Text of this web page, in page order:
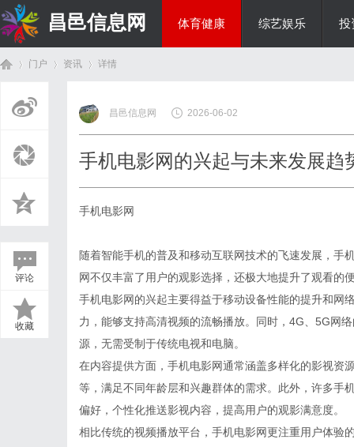
昌邑信息网 体育健康 综艺娱乐 投
门户 资讯
›
详情
评论
收藏
昌邑信息网 2026-06-02
手机电影网的兴起与未来发展趋
手机电影网
随着智能手机的普及和移动互联网技术的飞速发展，手
网不仅丰富了用户的观影选择，还极大地提升了观看的
手机电影网的兴起主要得益于移动设备性能的提升和网
力，能够支持高清视频的流畅播放。同时，4G、5G网
源，无需受制于传统电视和电脑。
在内容提供方面，手机电影网通常涵盖多样化的影视资
等，满足不同年龄层和兴趣群体的需求。此外，许多手
偏好，个性化推送影视内容，提高用户的观影满意度。
相比传统的视频播放平台，手机电影网更注重用户体验